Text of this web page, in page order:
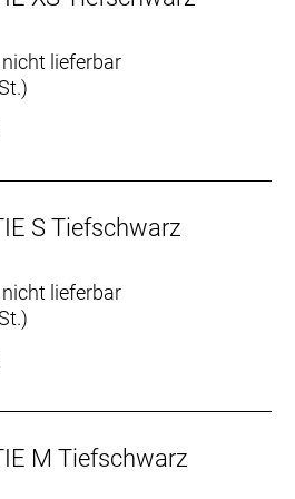
einem Limit von 25kg.
den gleichen Schlüssel
Zugführung,
Nexus 5-Gang-
lieferbar
S Tiefschwarz
lieferbar
M Tiefschwarz